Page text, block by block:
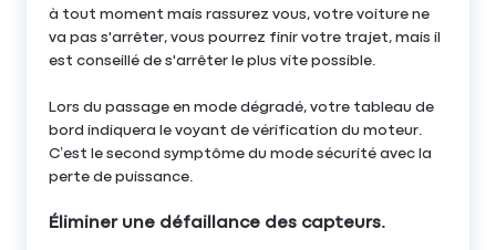
à tout moment mais rassurez vous, votre voiture ne
va pas s'arrêter, vous pourrez finir votre trajet, mais il
est conseillé de s'arrêter le plus vite possible.
Lors du passage en mode dégradé, votre tableau de
bord indiquera le voyant de vérification du moteur.
C’est le second symptôme du mode sécurité avec la
perte de puissance.
Éliminer une défaillance des capteurs.